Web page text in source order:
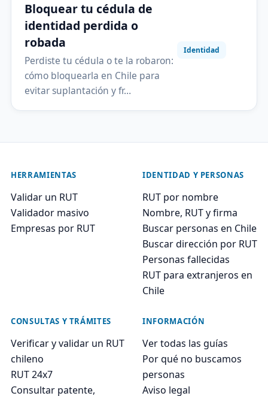
Bloquear tu cédula de
identidad perdida o
robada
Perdiste tu cédula o te la robaron:
cómo bloquearla en Chile para
evitar suplantación y fr…
Identidad
HERRAMIENTAS
Validar un RUT
Validador masivo
Empresas por RUT
IDENTIDAD Y PERSONAS
RUT por nombre
Nombre, RUT y firma
Buscar personas en Chile
Buscar dirección por RUT
Personas fallecidas
RUT para extranjeros en
Chile
CONSULTAS Y TRÁMITES
Verificar y validar un RUT
chileno
RUT 24x7
Consultar patente,
INFORMACIÓN
Ver todas las guías
Por qué no buscamos
personas
Aviso legal